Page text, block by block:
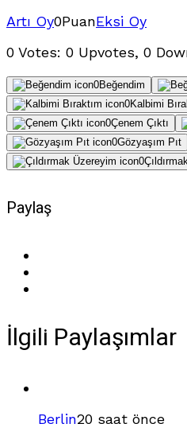
Artı Oy0PuanEksi Oy
0 Votes: 0 Upvotes, 0
0Beğendim
0Kalbimi
0Çenem Çıktı
0Gözyaşım Pıt
0
Paylaş
İlgili Paylaşımlar
Berlin20 saat önce